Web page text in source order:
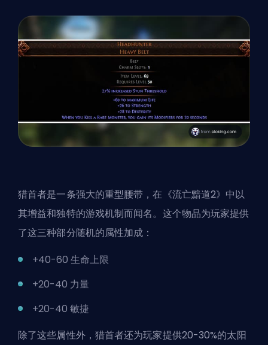
猎首者是一条强大的重型腰带，在 《流亡黯道2》 中以
其增益和独特的游戏机制而闻名。这个物品为玩家提供
了这三种部分随机的属性加成：
+40-60 生命上限
+20-40 力量
+20-40 敏捷
除了这些属性外，猎首者还为玩家提供20-30%的太阳